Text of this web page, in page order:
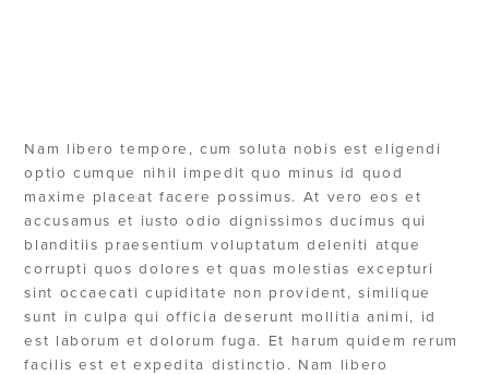
Nam libero tempore, cum soluta nobis est eligendi
optio cumque nihil impedit quo minus id quod
maxime placeat facere possimus. At vero eos et
accusamus et iusto odio dignissimos ducimus qui
blanditiis praesentium voluptatum deleniti atque
corrupti quos dolores et quas molestias excepturi
sint occaecati cupiditate non provident, similique
sunt in culpa qui officia deserunt mollitia animi, id
est laborum et dolorum fuga. Et harum quidem rerum
facilis est et expedita distinctio. Nam libero